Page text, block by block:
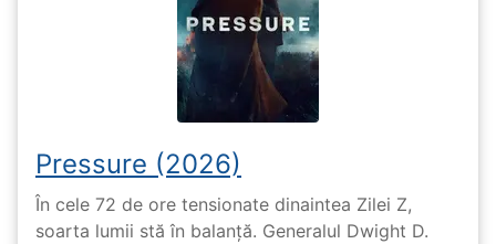
Pressure (2026)
În cele 72 de ore tensionate dinaintea Zilei Z,
soarta lumii stă în balanță. Generalul Dwight D.